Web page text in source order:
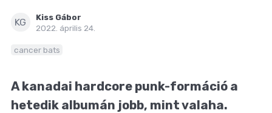
MÁSVILÁG
KG
Kiss Gábor
2022. április 24.
cancer bats
A kanadai hardcore punk-formáció a
hetedik albumán jobb, mint valaha.